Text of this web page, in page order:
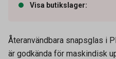
Visa butikslager:
Återanvändbara snapsglas i
är godkända för maskindisk